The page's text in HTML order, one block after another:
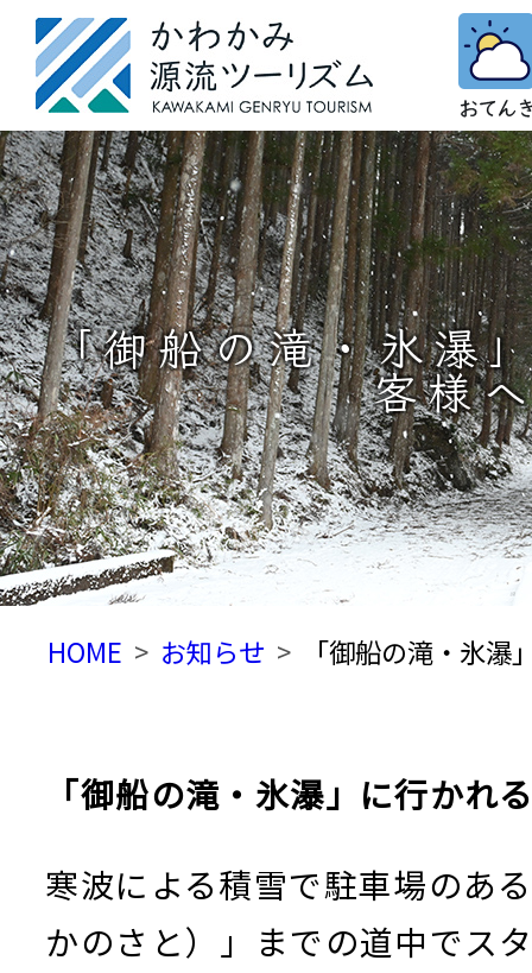
「御船の滝・氷瀑
客様
HOME お知らせ 「御船の滝・氷
「御船の滝・氷瀑」に行かれ
寒波による積雪で駐車場のあ
かのさと）」までの道中でス